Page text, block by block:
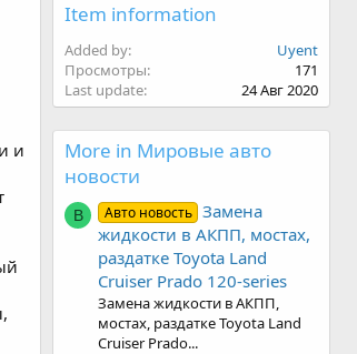
и
Item information
Added by
Uyent
Просмотры
171
Last update
24 Авг 2020
More in Мировые авто
новости
B Авто новость Замена
жидкости в АКПП, мостах,
раздатке Toyota Land
Cruiser Prado 120-series
Замена жидкости в АКПП,
мостах, раздатке Toyota Land
Cruiser Prado...